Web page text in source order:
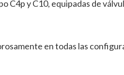
C4p y C10, equipadas de
en todas las